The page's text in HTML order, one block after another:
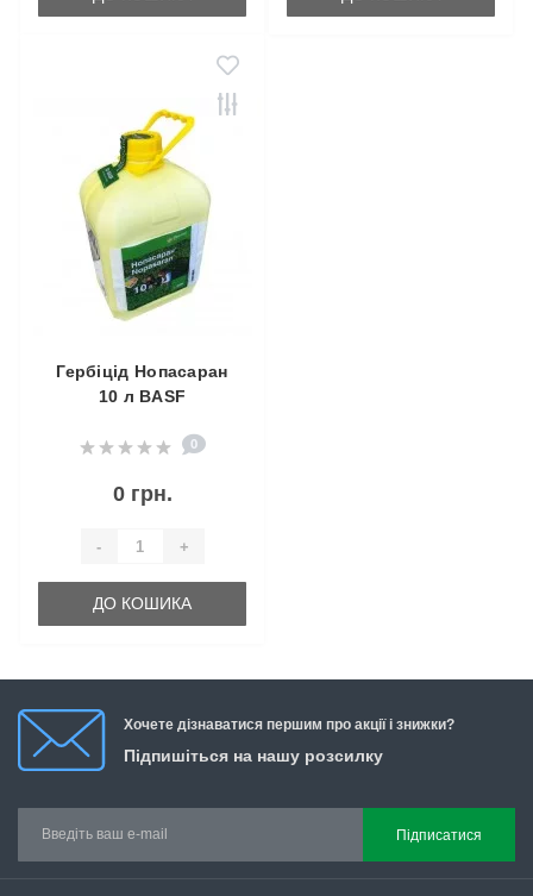
Гербіцід Нопасаран
10 л BASF
0
0 грн.
- +
ДО КОШИКА
Хочете дізнаватися першим про акції і знижки?
Підпишіться на нашу розсилку
Підписатися